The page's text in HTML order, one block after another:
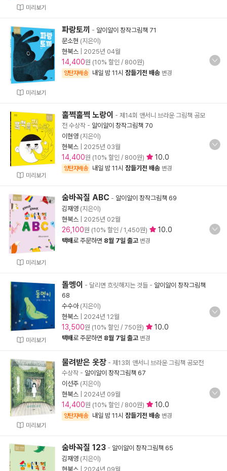
미리보기
미리보기
파랑토끼 - 알이알이 창작그림책 71
문소현 (지은이)
현북스
2025년 04월
14,400원 (10% 할인 / 800원)
양탄자배송 내일 밤 11시 잠들기전 배송 변경
미리보기
훌쩍훌쩍 노랑이 - 제14회 앤서니 브라운 그림책 공모
전 수상작 - 알이알이 창작그림책 70
이현영 (지은이)
현북스
2025년 03월
14,400원 (10% 할인 / 800원) 10.0
양탄자배송 내일 밤 11시 잠들기전 배송 변경
미리보기
숨바꼭질 ABC - 알이알이 창작그림책 69
김재영 (지은이)
현북스
2025년 02월
26,100원 (10% 할인 / 1,450원) 10.0
택배로 주문하면 8월 7일 출고 변경
미리보기
돌멩이 - 달리면 흐릿해지는 것들 - 알이알이 창작그림책
68
수수아(지은이)
현북스
2024년 12월
13,500원 (10% 할인 / 750원) 10.0
택배로 주문하면 8월 7일 출고 변경
미리보기
물려받은 옷장 - 제13회 앤서니 브라운 그림책 공모전
수상작 - 알이알이 창작그림책 67
이선주 (지은이)
현북스
2024년 09월
14,400원 (10% 할인 / 800원) 10.0
양탄자배송 내일 밤 11시 잠들기전 배송 변경
숨바꼭질 123 - 알이알이 창작그림책 65
김재영 (지은이)
현북스
2024년 09월